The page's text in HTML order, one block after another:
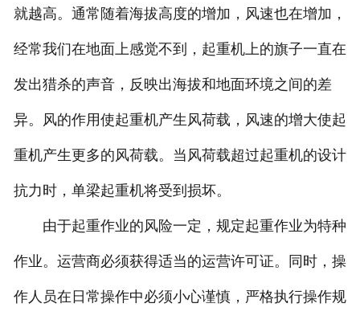
就越高。通常随着海拔高度的增加，风速也在增加，
经常我们在地面上感觉不到，起重机上的旗子一直在
发出猎杀的声音，反映出海拔和地面环境之间的差
异。风的作用使起重机产生风荷载，风速的增大使起
重机产生更多的风荷载。当风荷载超过起重机的设计
抗力时，单梁起重机将受到损坏。
由于起重作业的风险一定，规定起重作业为特种
作业。运营商必须获得适当的运营许可证。同时，操
作人员在日常操作中必须小心谨慎，严格执行操作规